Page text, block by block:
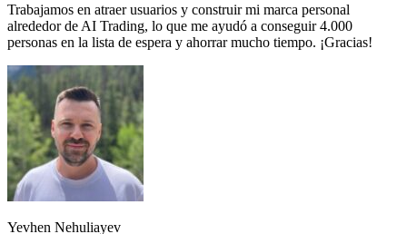
Trabajamos en atraer usuarios y construir mi marca personal
alrededor de AI Trading, lo que me ayudó a conseguir 4.000
personas en la lista de espera y ahorrar mucho tiempo. ¡Gracias!
Yevhen Nehuliayev